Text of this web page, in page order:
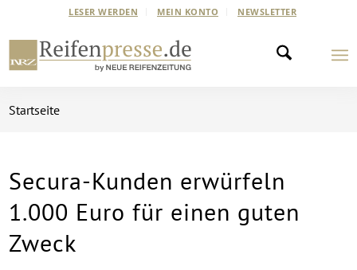
LESER WERDEN MEIN KONTO NEWSLETTER
Startseite
Secura-Kunden erwürfeln
1.000 Euro für einen guten
Zweck